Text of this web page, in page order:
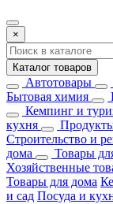
×
Каталог товаров
Автотовары
Бытовая химия
Кемпинг и
кухня
Строительство и
дома
Товары
Хозяйственные
Товары для дома
и сад Посуда и